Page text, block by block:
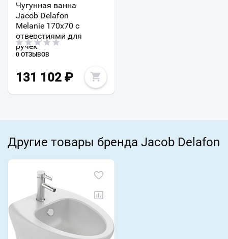
Чугунная ванна
Jacob Delafon
Melanie 170х70 с
отверстиями для
ручек
0 ОТЗЫВОВ
131 102 ₽
Другие товары бренда Jacob Delafon